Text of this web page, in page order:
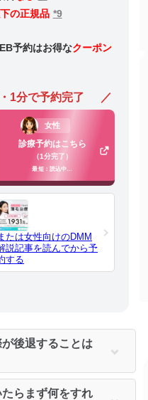
の正規品 *9
予約はお得なクーポン
1分で予約完了
女性
診療予約はこちら
（1分完了）
最短：読込中…
たは女性向けのDMM
説記事を読んでから予
する
後退することは
らまず何をすれ